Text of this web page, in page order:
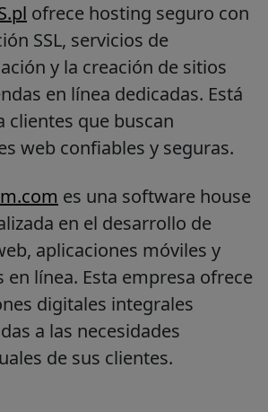
ofrece hosting seguro con
SSL, servicios de
y la creación de sitios
en línea dedicadas. Está
clientes que buscan
web confiables y seguras.
es una software house
en el desarrollo de
aplicaciones móviles y
en línea. Esta empresa ofrece
digitales integrales
a las necesidades
de sus clientes.